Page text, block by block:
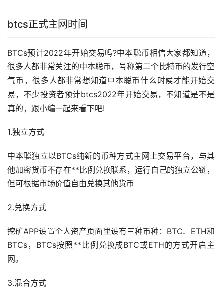
btcs正式主网时间
BTCs预计2022年开始交易吗?中本聪币相信大家都知道，
很多人都非常关注的中本聪币，号称第二个比特币的发行空
气币，很多人都非常想知道中本聪币什么时候才能开始交
易，不少投资者预计btcs2022年开始交易，不知道是不是
真的，跟小编一起来看下吧!
1.独立方式
中本聪独立以BTCs纯新的币种方式主网上交易平台，与其
他加密货币不存在**比例兑换联系，运行自己的独立公链，
但可根据市场价值自由兑换其他货币
2.兑换方式
挖矿APP设置个人资产页面里设有三种币种：BTC、ETH和
BTCs，BTCs按照**比例兑换成BTC或ETH的方式开启主
网。
3.混合方式